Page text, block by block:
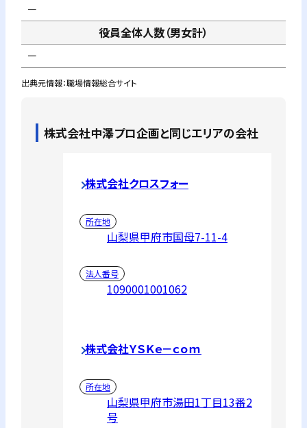
－
役員全体人数（男女計）
－
出典元情報：職場情報総合サイト
株式会社中澤プロ企画と同じエリアの会社
株式会社クロスフォー
所在地
山梨県甲府市国母7-11-4
法人番号
1090001001062
株式会社ＹＳＫｅ－ｃｏｍ
所在地
山梨県甲府市湯田1丁目13番2
号